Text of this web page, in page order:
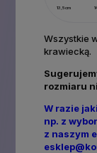
13,5cm
Wszystkie
krawiecką.
rozmiaru
W razie
np. z
z naszym